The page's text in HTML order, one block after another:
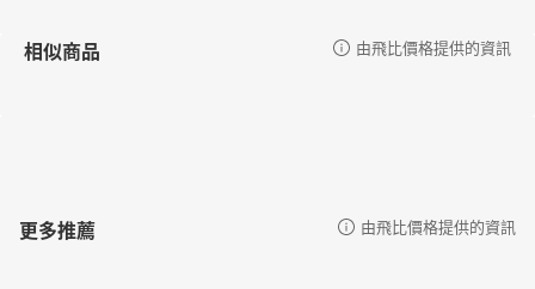
相似商品 由飛比價格提供的資訊
更多推薦 由飛比價格提供的資訊